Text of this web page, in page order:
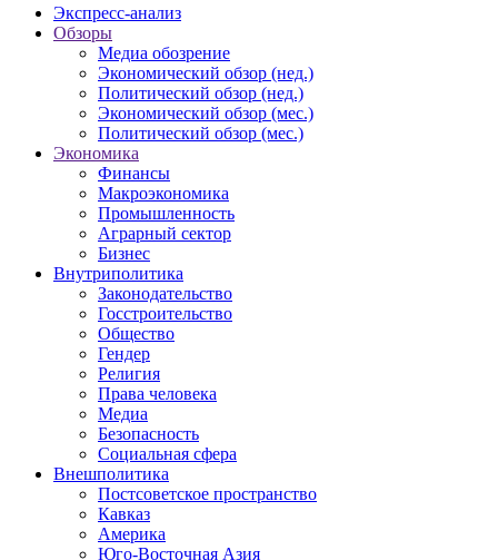
Экспресс-анализ
Обзоры
Медиа обозрение
Экономический обзор (нед.)
Политический обзор (нед.)
Экономический обзор (мес.)
Политический обзор (мес.)
Экономика
Финансы
Макроэкономика
Промышленность
Аграрный сектор
Бизнес
Внутриполитика
Законодательство
Госстроительство
Общество
Гендер
Религия
Права человека
Медиа
Безопасность
Социальная сфера
Внешполитика
Постсоветское пространство
Кавказ
Америка
Юго-Восточная Азия